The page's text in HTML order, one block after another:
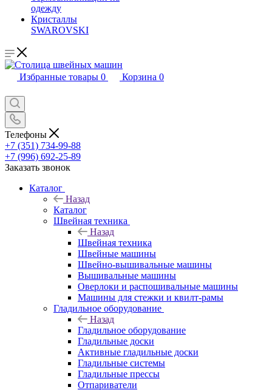
одежду
Кристаллы
SWAROVSKI
Избранные товары 0 Корзина 0
Телефоны
+7 (351) 734-99-88
+7 (996) 692-25-89
Заказать звонок
Каталог
Назад
Каталог
Швейная техника
Назад
Швейная техника
Швейные машины
Швейно-вышивальные машины
Вышивальные машины
Оверлоки и распошивальные машины
Машины для стежки и квилт-рамы
Гладильное оборудование
Назад
Гладильное оборудование
Гладильные доски
Активные гладильные доски
Гладильные системы
Гладильные прессы
Отпариватели